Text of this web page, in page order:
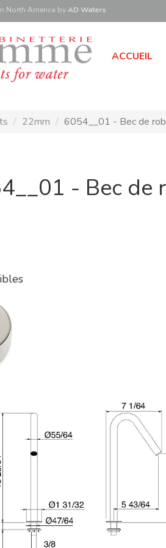
North America byAD Waters
ACCUEIL
22mm 6054__01 - Bec de
- Bec de